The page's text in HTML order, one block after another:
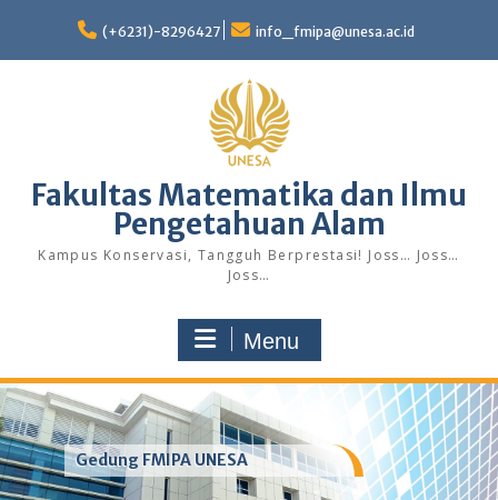
content
(+6231)-8296427 info_fmipa@unesa.ac.id
Fakultas Matematika dan Ilmu
Pengetahuan Alam
Kampus Konservasi, Tangguh Berprestasi! Joss… Joss…
Joss…
Menu
Gedung FMIPA UNESA